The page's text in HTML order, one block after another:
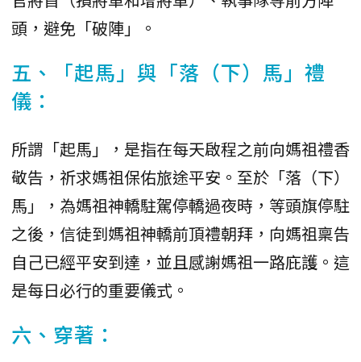
頭，避免「破陣」。
五、「起馬」與「落（下）馬」禮
儀：
所謂「起馬」，是指在每天啟程之前向媽祖禮香
敬告，祈求媽祖保佑旅途平安。至於「落（下）
馬」，為媽祖神轎駐駕停轎過夜時，等頭旗停駐
之後，信徒到媽祖神轎前頂禮朝拜，向媽祖稟告
自己已經平安到達，並且感謝媽祖一路庇護。這
是每日必行的重要儀式。
六、穿著：